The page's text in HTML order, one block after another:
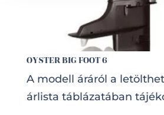
OYSTER BIG FOOT 6
A modell áráról a
árlista táblázatában